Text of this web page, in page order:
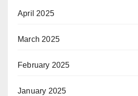
April 2025
March 2025
February 2025
January 2025